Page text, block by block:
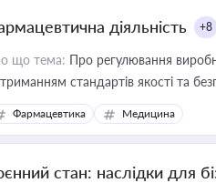
діяльність +8
що тема: Про регулювання
стандартів якості та
Фармацевтика Медицина
стан: наслідки для